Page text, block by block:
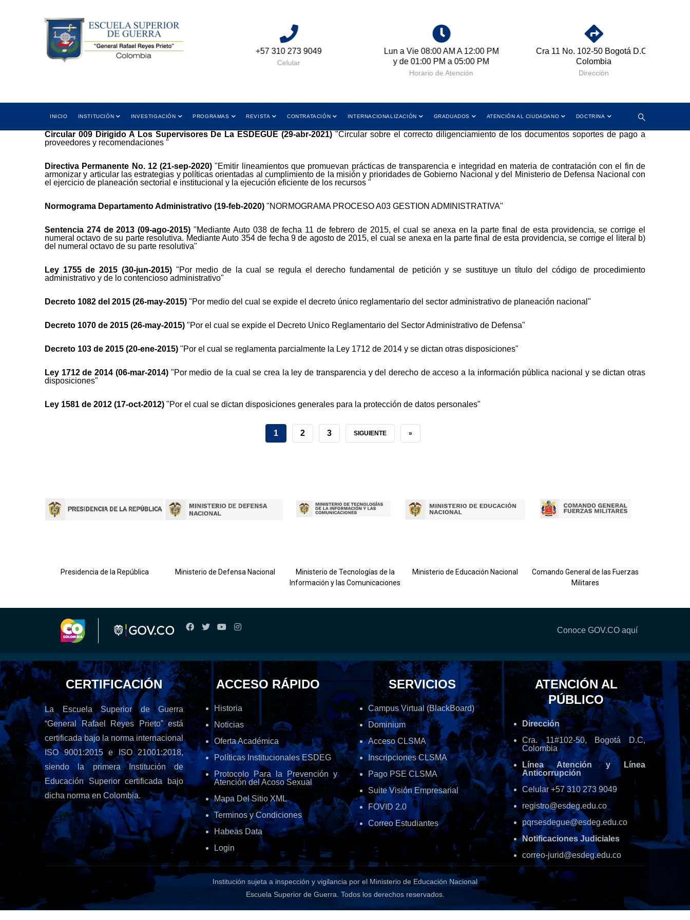
registro@esdeg.edu.co +57 310 273 9049
Celular
Lun a Vie 08:00 AM A 12:00 PM
y de 01:00 PM a 05:00 PM
Horario de Atención
Cra 11 No. 102-50 Bogotá D.C.,
Colombia
Dirección
Main
navigation
INICIO INSTITUCIÓN INVESTIGACIÓN PROGRAMAS REVISTA CONTRATACIÓN INTERNACIONALIZACIÓN GRADUADOS ATENCIÓN AL CIUDADANO DOCTRINA
Circular 009 Dirigido A Los Supervisores De La ESDEGUE (29-abr-2021) "Circular sobre el correcto diligenciamiento de los documentos soportes de pago a
proveedores y recomendaciones "
Directiva Permanente No. 12 (21-sep-2020) "Emitir lineamientos que promuevan prácticas de transparencia e integridad en materia de contratación con el fin de
armonizar y articular las estrategias y políticas orientadas al cumplimiento de la misión y prioridades de Gobierno Nacional y del Ministerio de Defensa Nacional con
el ejercicio de planeación sectorial e institucional y la ejecución eficiente de los recursos "
Normograma Departamento Administrativo (19-feb-2020) "NORMOGRAMA PROCESO A03 GESTIÓN ADMINISTRATIVA"
Sentencia 274 de 2013 (09-ago-2015) "Mediante Auto 038 de fecha 11 de febrero de 2015, el cual se anexa en la parte final de esta providencia, se corrige el
numeral octavo de su parte resolutiva. Mediante Auto 354 de fecha 9 de agosto de 2015, el cual se anexa en la parte final de esta providencia, se corrige el literal b)
del numeral octavo de su parte resolutiva"
Ley 1755 de 2015 (30-jun-2015)"Por medio de la cual se regula el derecho fundamental de petición y se sustituye un título del código de procedimiento
administrativo y de lo contencioso administrativo"
Decreto 1082 del 2015 (26-may-2015) "Por medio del cual se expide el decreto único reglamentario del sector administrativo de planeación nacional"
Decreto 1070 de 2015 (26-may-2015) "Por el cual se expide el Decreto Único Reglamentario del Sector Administrativo de Defensa"
Decreto 103 de 2015 (20-ene-2015) "Por el cual se reglamenta parcialmente la Ley 1712 de 2014 y se dictan otras disposiciones"
Ley 1712 de 2014 (06-mar-2014)"Por medio de la cual se crea la ley de transparencia y del derecho de acceso a la información pública nacional y se dictan otras
disposiciones"
Ley 1581 de 2012 (17-oct-2012) "Por el cual se dictan disposiciones generales para la protección de datos personales"
CURRENT
1 PAGE
2 PAGE
3 NEXT
SIGUIENTE LAST
»
Presidencia de la República
Ministerio de Defensa Nacional
Ministerio de Tecnologías de la
Información y las Comunicaciones
Ministerio de Educación Nacional
Comando General de las Fuerzas
Militares
Conoce GOV.CO aquí
CERTIFICACIÓN
La Escuela Superior de Guerra
“General Rafael Reyes Prieto” está
certificada bajo la norma internacional
ISO 9001:2015 e ISO 21001:2018,
siendo la primera Institución de
Educación Superior certificada bajo
dicha norma en Colombia.
ACCESO RÁPIDO
Historia
Noticias
Oferta Académica
Políticas Institucionales ESDEG
Protocolo Para la Prevención y
Atención del Acoso Sexual
Mapa Del Sitio XML
Terminos y Condiciones
Habeas Data
Login
SERVICIOS
Campus Virtual (BlackBoard)
Dominium
Acceso CLSMA
Inscripciones CLSMA
Pago PSE CLSMA
Suite Visión Empresarial
FOVID 2.0
Correo Estudiantes
ATENCIÓN AL
PÚBLICO
Dirección
Cra. 11#102-50, Bogotá D.C,
Colombia
Línea Atención y Línea
Anticorrupción
Celular +57 310 273 9049
registro@esdeg.edu.co
pqrsesdegue@esdeg.edu.co
Notificaciones Judiciales
correo-jurid@esdeg.edu.co
Institución sujeta a inspección y vigilancia por el Ministerio de Educación Nacional
Escuela Superior de Guerra. Todos los derechos reservados.